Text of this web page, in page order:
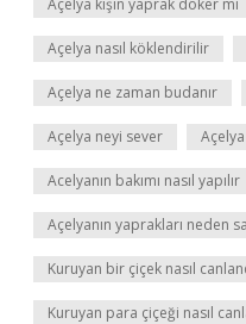
Açelya kışın yaprak döker mi
Açelya nasıl köklendirilir
Açelya ne zaman budanır
Açelya neyi sever Açelya
Acelyanın bakımı nasıl yapılır
Açelyanın yaprakları neden
Kuruyan bir çiçek nasıl
Kuruyan para çiçeği nasıl